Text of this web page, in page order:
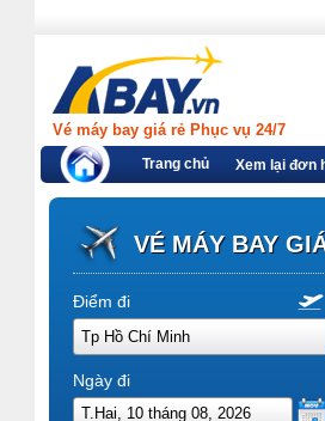
Vé máy bay giá rẻ Phục vụ 24/7
Trang chủ Xem lại đơn
VÉ MÁY BAY
Điểm đi
Ngày đi